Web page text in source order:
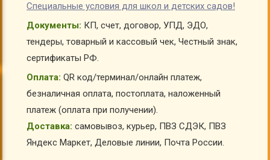
Специальные условия для школ и детских садов!
Документы: КП, счет, договор, УПД, ЭДО,
тендеры, товарный и кассовый чек, Честный знак,
сертификаты РФ.
Оплата: QR код/терминал/онлайн платеж,
безналичная оплата, постоплата, наложенный
платеж (оплата при получении).
Доставка: самовывоз, курьер, ПВЗ СДЭК, ПВЗ
Яндекс Маркет, Деловые линии, Почта России.